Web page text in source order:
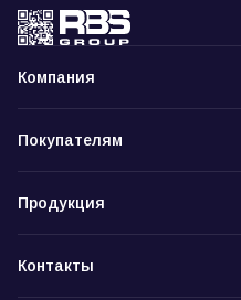
Компания
Покупателям
Продукция
Контакты